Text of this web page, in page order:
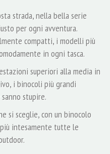
strada, nella bella serie
per ogni avventura.
compatti, i modelli più
in ogni tasca.
superiori alla media in
i binocoli più grandi
stupire.
si sceglie, con un binocolo
intesamente tutte le